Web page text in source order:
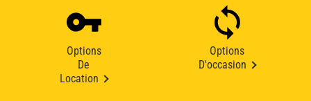
Options
De
Location
Options
D'occasion